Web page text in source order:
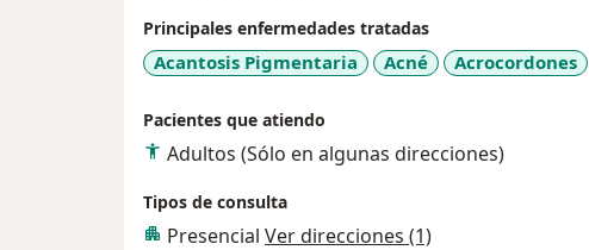
Principales enfermedades tratadas
Acantosis Pigmentaria Acné Acrocordones
Pacientes que atiendo
Adultos (Sólo en algunas direcciones)
Tipos de consulta
Presencial Ver direcciones (1)